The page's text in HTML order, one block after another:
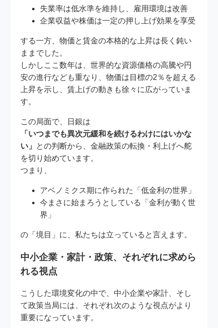
失業率は低水準を維持し、雇用環境は改善
企業収益や株価は一定の押し上げ効果を享受
する一方、物価と賃金の本格的な上昇は長く鈍い
ままでした。
しかしここ数年は、世界的な資源価格の高騰や円
安の進行なども重なり、物価は目標の2％を超える
上昇を示し、賃上げの動きも徐々に広がっていま
す。
この局面で、日銀は
「いつまでも異次元緩和を続けるわけにはいかな
い」 との判断から、金融政策の転換・利上げへ舵
を切り始めています。
つまり、
アベノミクス期に作られた「低金利の世界」
今まさに始まろうとしている「金利が動く世
界」
の「境目」に、私たちは立っていると言えます。
中小企業・家計・政策、それぞれに求めら
れる視点
こうした環境変化の中で、中小企業や家計、そし
て政策当局には、それぞれ次のような視点がより
重要になっています。